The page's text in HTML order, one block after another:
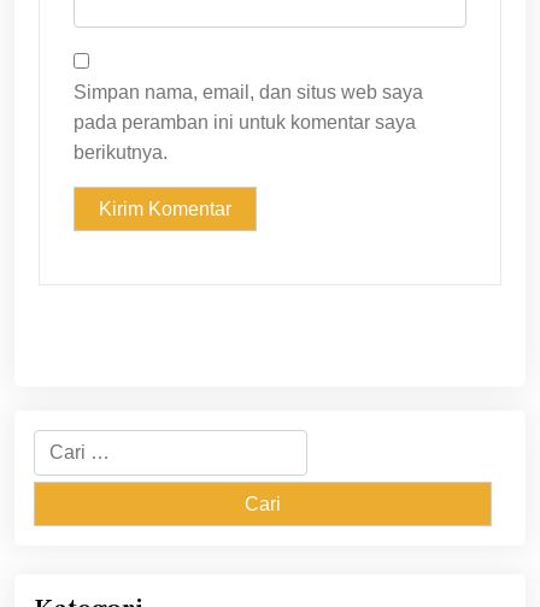
Simpan nama, email, dan situs web saya
pada peramban ini untuk komentar saya
berikutnya.
Cari
untuk: